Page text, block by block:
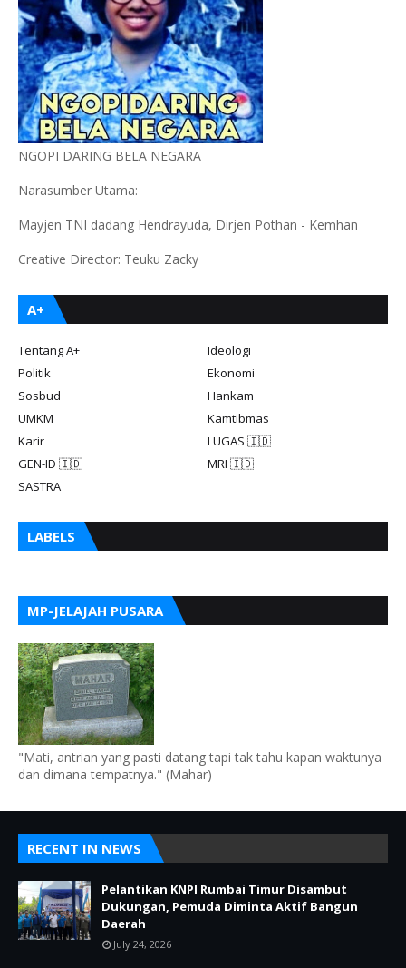
NGOPI DARING BELA NEGARA
Narasumber Utama:
Mayjen TNI dadang Hendrayuda, Dirjen Pothan - Kemhan
Creative Director: Teuku Zacky
A+
Tentang A+
Ideologi
Politik
Ekonomi
Sosbud
Hankam
UMKM
Kamtibmas
Karir
LUGAS 🇮🇩
GEN-ID 🇮🇩
MRI 🇮🇩
SASTRA
LABELS
MP-JELAJAH PUSARA
"Mati, antrian yang pasti datang tapi tak tahu kapan waktunya
dan dimana tempatnya." (Mahar)
RECENT IN NEWS
Pelantikan KNPI Rumbai Timur Disambut
Dukungan, Pemuda Diminta Aktif Bangun
Daerah
July 24, 2026